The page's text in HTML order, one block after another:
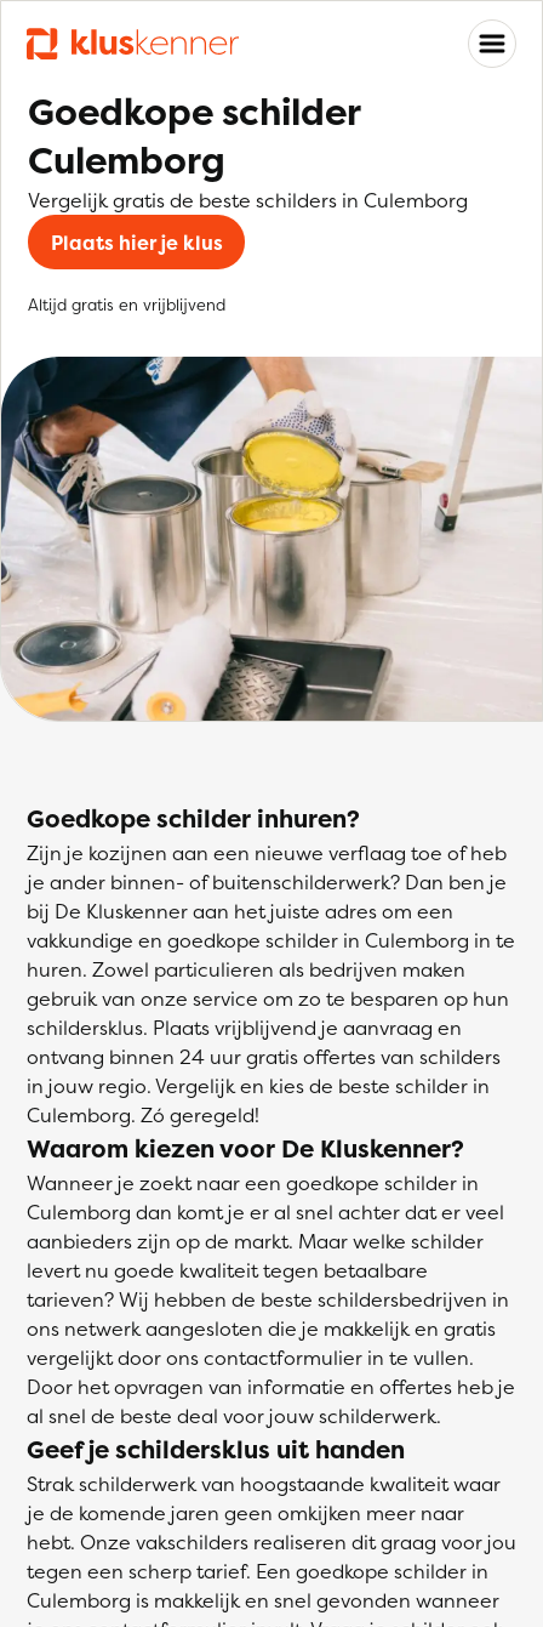
Goedkope schilder
Culemborg
Vergelijk gratis de beste schilders in Culemborg
Plaats hier je klus
Altijd gratis en vrijblijvend
Goedkope schilder inhuren?
Zijn je kozijnen aan een nieuwe verflaag toe of heb
je ander binnen- of buitenschilderwerk? Dan ben je
bij De Kluskenner aan het juiste adres om een
vakkundige en goedkope schilder in Culemborg in te
huren. Zowel particulieren als bedrijven maken
gebruik van onze service om zo te besparen op hun
schildersklus. Plaats vrijblijvend je aanvraag en
ontvang binnen 24 uur gratis offertes van schilders
in jouw regio. Vergelijk en kies de beste schilder in
Culemborg. Zó geregeld!
Waarom kiezen voor De Kluskenner?
Wanneer je zoekt naar een goedkope schilder in
Culemborg dan komt je er al snel achter dat er veel
aanbieders zijn op de markt. Maar welke schilder
levert nu goede kwaliteit tegen betaalbare
tarieven? Wij hebben de beste schildersbedrijven in
ons netwerk aangesloten die je makkelijk en gratis
vergelijkt door ons contactformulier in te vullen.
Door het opvragen van informatie en offertes heb je
al snel de beste deal voor jouw schilderwerk.
Geef je schildersklus uit handen
Strak schilderwerk van hoogstaande kwaliteit waar
je de komende jaren geen omkijken meer naar
hebt. Onze vakschilders realiseren dit graag voor jou
tegen een scherp tarief. Een goedkope schilder in
Culemborg is makkelijk en snel gevonden wanneer